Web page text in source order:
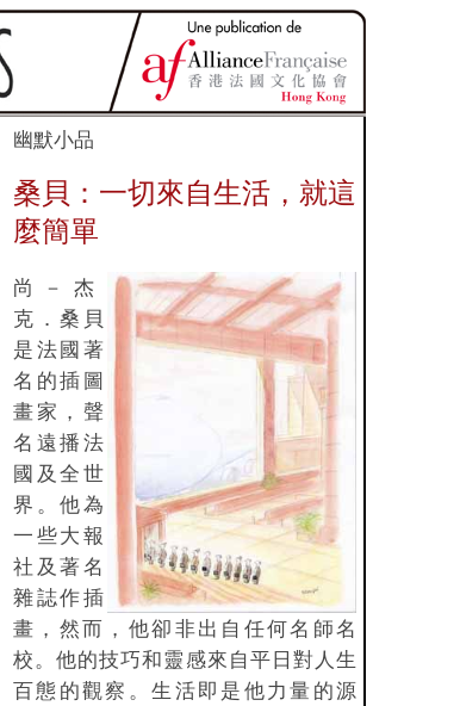
幽默小品
桑貝：一切來自生活，就這
麼簡單
尚－杰
克．桑貝
是法國著
名的插圖
畫家，聲
名遠播法
國及全世
界。他為
一些大報
社及著名
雜誌作插
畫，然而，他卻非出自任何名師名
校。他的技巧和靈感來自平日對人生
百態的觀察。生活即是他力量的源